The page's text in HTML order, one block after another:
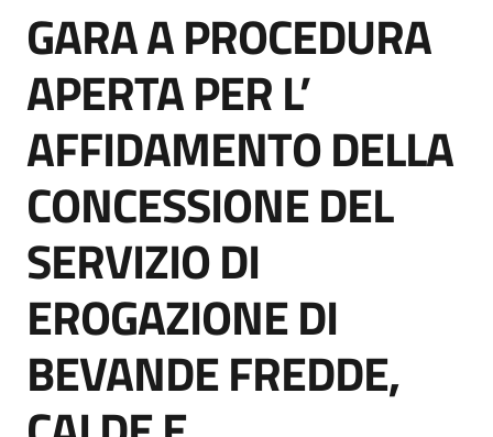
di
acquisto
Supporto
Piattaforme
telematiche
English
Salta al contenuto
GARA A PROCEDURA
APERTA PER L’
AFFIDAMENTO DELLA
CONCESSIONE DEL
SERVIZIO DI
EROGAZIONE DI
BEVANDE FREDDE,